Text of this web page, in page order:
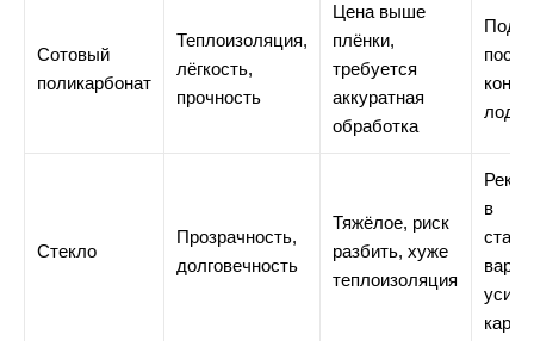
Сотовый
поликарбонат
Теплоизоляция,
лёгкость,
прочность
Цена выше
плёнки,
требуется
аккуратная
обработка
Стекло
Прозрачность,
долговечность
Тяжёлое, риск
разбить, хуже
теплоизоляция
в